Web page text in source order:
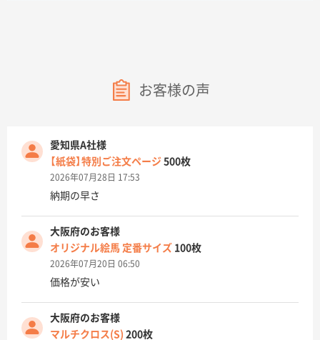
お客様の声
愛知県A社様
【紙袋】特別ご注文ページ 500枚
2026年07月28日 17:53
納期の早さ
大阪府のお客様
オリジナル絵馬 定番サイズ 100枚
2026年07月20日 06:50
価格が安い
大阪府のお客様
マルチクロス(S) 200枚